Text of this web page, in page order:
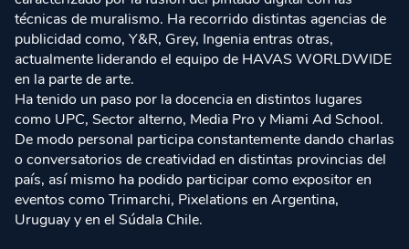
técnicas de muralismo. Ha recorrido distintas agencias de
publicidad como, Y&R, Grey, Ingenia entras otras,
actualmente liderando el equipo de HAVAS WORLDWIDE
en la parte de arte.
Ha tenido un paso por la docencia en distintos lugares
como UPC, Sector alterno, Media Pro y Miami Ad School.
De modo personal participa constantemente dando charlas
o conversatorios de creatividad en distintas provincias del
país, así mismo ha podido participar como expositor en
eventos como Trimarchi, Pixelations en Argentina,
Uruguay y en el Súdala Chile.